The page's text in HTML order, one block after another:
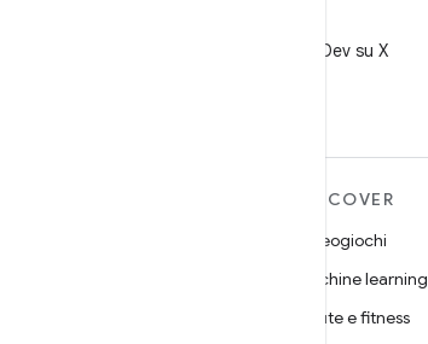
Segui @AndroidDev su X
DISCOVER
Videogiochi
Machine learning
Salute e fitness